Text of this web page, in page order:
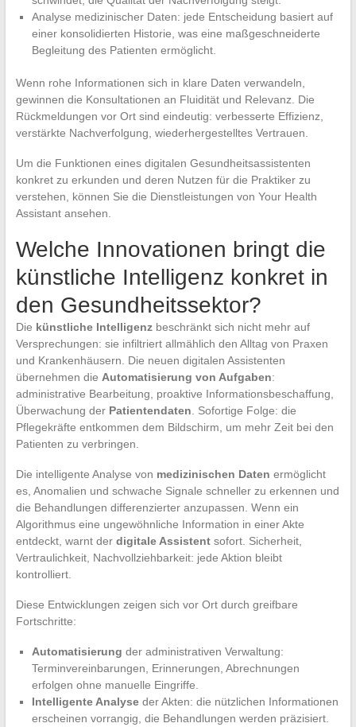
Analyse medizinischer Daten: jede Entscheidung basiert auf
einer konsolidierten Historie, was eine maßgeschneiderte
Begleitung des Patienten ermöglicht.
Wenn rohe Informationen sich in klare Daten verwandeln,
gewinnen die Konsultationen an Fluidität und Relevanz. Die
Rückmeldungen vor Ort sind eindeutig: verbesserte Effizienz,
verstärkte Nachverfolgung, wiederhergestelltes Vertrauen.
Um die Funktionen eines digitalen Gesundheitsassistenten
konkret zu erkunden und deren Nutzen für die Praktiker zu
verstehen, können Sie die Dienstleistungen von Your Health
Assistant ansehen.
Welche Innovationen bringt die
künstliche Intelligenz konkret in
den Gesundheitssektor?
Die künstliche Intelligenzbeschränkt sich nicht mehr auf
Versprechungen: sie infiltriert allmählich den Alltag von Praxen
und Krankenhäusern. Die neuen digitalen Assistenten
übernehmen die Automatisierung von Aufgaben:
administrative Bearbeitung, proaktive Informationsbeschaffung,
Überwachung der Patientendaten . Sofortige Folge: die
Pflegekräfte entkommen dem Bildschirm, um mehr Zeit bei den
Patienten zu verbringen.
Die intelligente Analyse von medizinischen Daten ermöglicht
es, Anomalien und schwache Signale schneller zu erkennen und
die Behandlungen differenzierter anzupassen. Wenn ein
Algorithmus eine ungewöhnliche Information in einer Akte
entdeckt, warnt der digitale Assistentsofort. Sicherheit,
Vertraulichkeit, Nachvollziehbarkeit: jede Aktion bleibt
kontrolliert.
Diese Entwicklungen zeigen sich vor Ort durch greifbare
Fortschritte:
Automatisierung der administrativen Verwaltung:
Terminvereinbarungen, Erinnerungen, Abrechnungen
erfolgen ohne manuelle Eingriffe.
Intelligente Analyseder Akten: die nützlichen Informationen
erscheinen vorrangig, die Behandlungen werden präzisiert.